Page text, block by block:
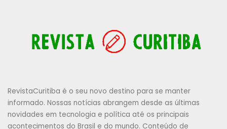
RevistaCuritiba é o seu novo destino para se manter
informado. Nossas notícias abrangem desde as últimas
novidades em tecnologia e política até os principais
acontecimentos do Brasil e do mundo. Conteúdo de